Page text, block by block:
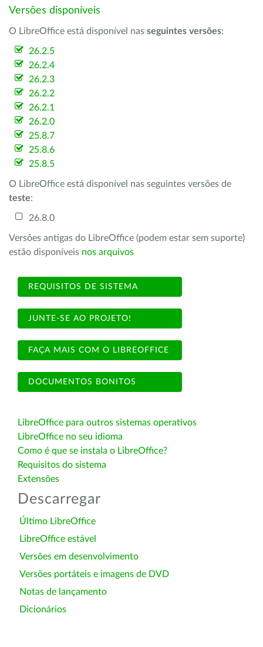
Versões disponíveis
O LibreOffice está disponível nas seguintes versões:
26.2.5
26.2.4
26.2.3
26.2.2
26.2.1
26.2.0
25.8.7
25.8.6
25.8.5
O LibreOffice está disponível nas seguintes versões de
teste:
26.8.0
Versões antigas do LibreOffice (podem estar sem suporte)
estão disponíveis nos arquivos
REQUISITOS DE SISTEMA
JUNTE-SE AO PROJETO!
FAÇA MAIS COM O LIBREOFFICE
DOCUMENTOS BONITOS
LibreOffice para outros sistemas operativos
LibreOffice no seu idioma
Como é que se instala o LibreOffice?
Requisitos do sistema
Extensões
Descarregar
Último LibreOffice
LibreOffice estável
Versões em desenvolvimento
Versões portáteis e imagens de DVD
Notas de lançamento
Dicionários